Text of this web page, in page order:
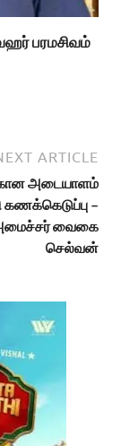
பரமசிவம்
ARTICLE
அடையாளம்
கணக்கெடுப்பு –
வைகை
செல்வன்